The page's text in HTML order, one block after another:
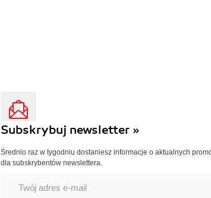
Subskrybuj newsletter »
Średnio raz w tygodniu dostaniesz informacje o aktualnych
dla subskrybentów newslettera.